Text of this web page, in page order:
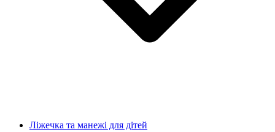
Ліжечка та манежі для дітей